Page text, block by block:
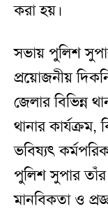
করা হয়।
সভায় পুলিশ
প্রয়োজনীয়
জেলার বিভিন্ন
থানার কার্যক্রম,
ভবিষ্যৎ
পুলিশ সুপার তাঁর
মানবিকতা ও